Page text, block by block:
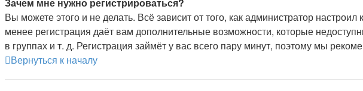
Вы можете этого и не делать. Всё зависит от того, как администратор
менее регистрация даёт вам дополнительные возможности, которые
в группах и т. д. Регистрация займёт у вас всего пару минут, поэтому мы
Вернуться к началу